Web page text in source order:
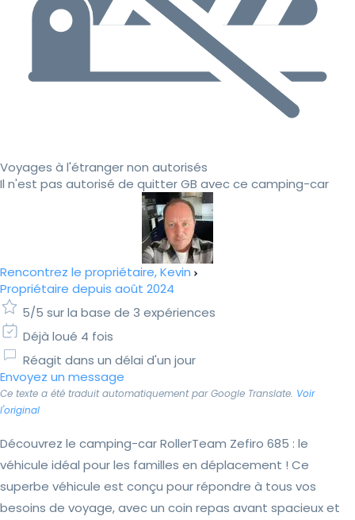
Voyages à l'étranger non autorisés
Il n'est pas autorisé de quitter GB avec ce camping-car
Rencontrez le propriétaire, Kevin
Propriétaire depuis août 2024
5/5 sur la base de 3 expériences
Déjà loué 4 fois
Réagit dans un délai d'un jour
Envoyez un message
Ce texte a été traduit automatiquement par Google Translate. Voir
l'original
Découvrez le camping-car RollerTeam Zefiro 685 : le
véhicule idéal pour les familles en déplacement ! Ce
superbe véhicule est conçu pour répondre à tous vos
besoins de voyage, avec un coin repas avant spacieux et